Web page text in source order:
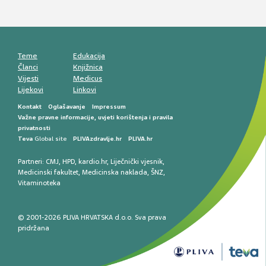
Teme
Članci
Vijesti
Lijekovi
Edukacija
Knjižnica
Medicus
Linkovi
Kontakt Oglašavanje
Impressum
Važne pravne informacije, uvjeti korištenja i pravila
privatnosti
Teva Global site PLIVAzdravlje.hr PLIVA.hr
Partneri: CMJ, HPD, kardio.hr, Liječnički vjesnik,
Medicinski fakultet, Medicinska naklada, ŠNZ,
Vitaminoteka
© 2001-2026 PLIVA HRVATSKA d.o.o. Sva prava
pridržana